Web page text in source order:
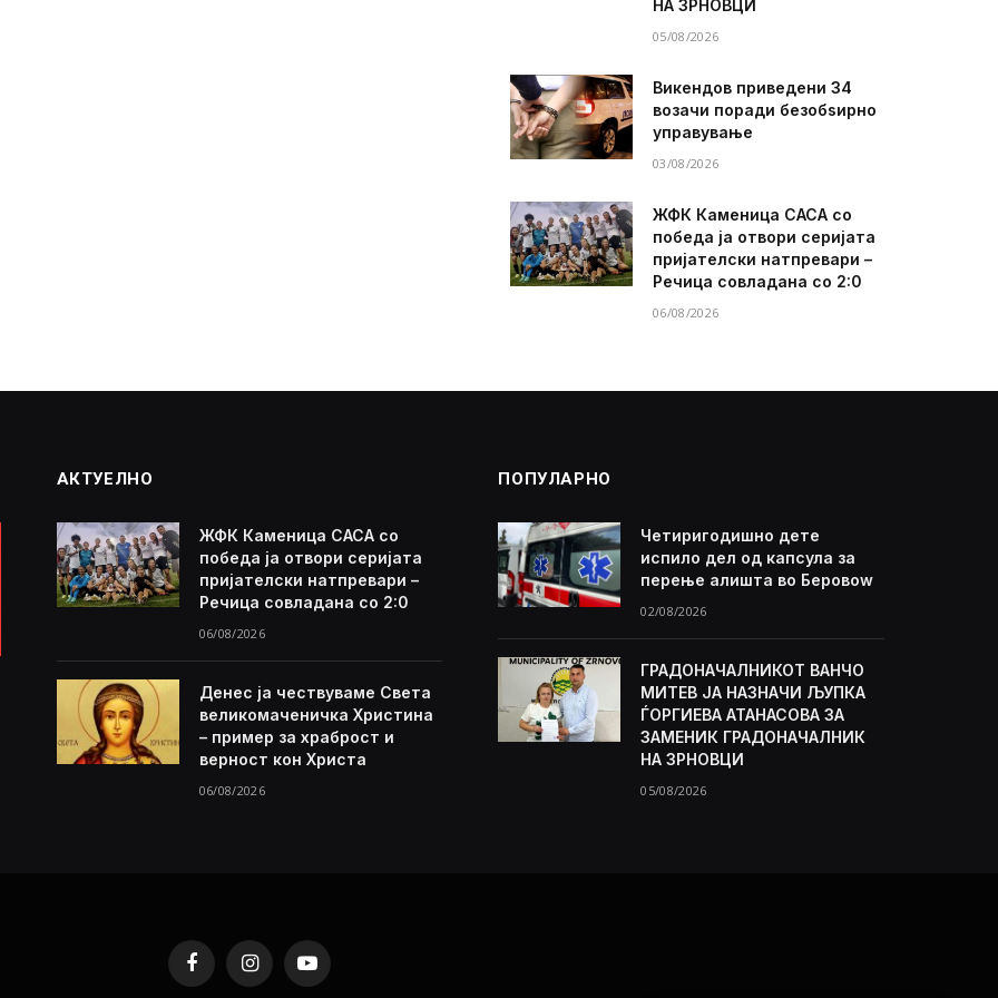
НА ЗРНОВЦИ
05/08/2026
Викендов приведени 34
возачи поради безобѕирно
управување
03/08/2026
ЖФК Каменица САСА со
победа ја отвори серијата
пријателски натпревари –
Речица совладана со 2:0
06/08/2026
АКТУЕЛНО
ЖФК Каменица САСА со
победа ја отвори серијата
пријателски натпревари –
Речица совладана со 2:0
06/08/2026
Денес ја чествуваме Света
великомаченичка Христина
– пример за храброст и
верност кон Христа
06/08/2026
ПОПУЛАРНО
Четиригодишно дете
испило дел од капсула за
перење алишта во Беровоw
02/08/2026
ГРАДОНАЧАЛНИКОТ ВАНЧО
МИТЕВ ЈА НАЗНАЧИ ЉУПКА
ЃОРГИЕВА АТАНАСОВА ЗА
ЗАМЕНИК ГРАДОНАЧАЛНИК
НА ЗРНОВЦИ
05/08/2026
FacebookInstagramYouTube